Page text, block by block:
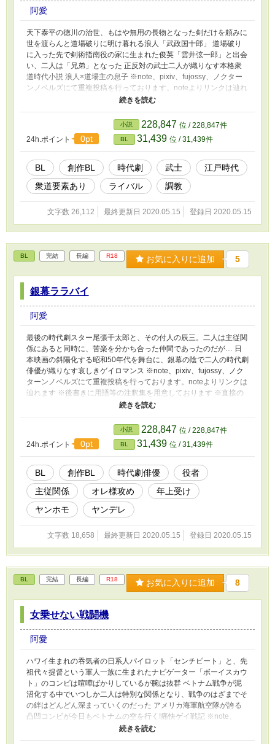
阿愛
天下泰平の徳川の治世、もはや無用の長物となった剣だけを頼みに
世を渡らんと道場破りに明け暮れる浪人「武政国十郎」 道場破り
に入った先で剣術指南役の家に生まれた俊英「雲井弦一郎」と出会
い、二人は「兄弟」となった 正反対の武士二人が織りなす本格衆
道時代小説 浪人×道場主の息子 ※note、pixiv、fujossy、ノクター
ンノベルズにて重複投稿を行っております。noteよりリンクは辿れ
ます ※後書きに用語等の注釈集を用意しております ※直接のサポ
ートはnoteまたはBOOTHにてお願いいたします 【note】
https://note.com/ahai_rainbow/n/na0ed227a3f63?
magazine_key=mf4183aa0f8fb
24h.ポイント
0pt
小説 228,847 位 / 228,847件
BL 31,439 位 / 31,439件
BL 創作BL 時代劇 武士
江戸時代
衆道要素あり
ライバル 調教
文字数 26,112 最終更新日 2020.05.15 登録日 2020.05.15
BL 完結 長編 R18 お気に入りに追加 5
銀幕ララバイ
阿愛
最後の時代劇スター尾張千太郎と、その付人の辰三。二人は主従関
係にあると同時に、苦楽を分かち合った仲間であったのだが… 日
本映画の斜陽化する昭和50年代を舞台に、銀幕の陰で二人の時代劇
俳優が織りなす哀しきゲイロマンス ※note、pixiv、fujossy、ノク
ターンノベルズにて重複投稿を行っております。noteよりリンクは
辿れます ※後書きに用語等の注釈集を用意しております ※直接の
サポートはnoteまたはBOOTHにてお願いいたします 【note】
https://note.com/ahai_rainbow/n/na0ed227a3f63?
magazine_key=mf4183aa0f8fb
24h.ポイント 0pt
小説 228,847 位 / 228,847件
BL 31,439 位 / 31,439件
BL 創作BL 時代劇俳優
役者
主従関係
オレ様攻め
年上受け
ヤンホモ
ヤンデレ
文字数 18,658 最終更新日 2020.05.15 登録日 2020.05.15
BL 完結 長編 R18 お気に入りに追加 8
女乗せない戦闘機
阿愛
ハワイ生まれの吞気者の日系人パイロット「センチピート」と、先
祖代々提督という軍人一族に生まれたナビゲーター「ボーイスカウ
ト」のコンビは喧嘩ばかりしているが腕は抜群 ベトナム戦争が泥
沼化する中でいつしか二人は特別な関係となり、戦争のはざまでそ
の絆はどんどん深まっていくのだった アメリカ海軍航空隊が誇る
凸凹コンビが今日もベトナムの空を行く!痛快ゲイ戦記 ※note、
pixiv、fujossy、ノクターンノベルズにて重複投稿を行っておりま
す。noteよりリンクは辿れます ※後書きに用語等の注釈集を用意